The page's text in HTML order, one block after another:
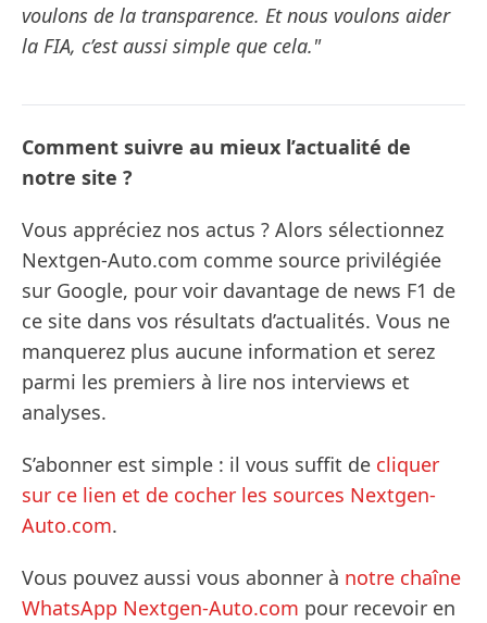
voulons de la transparence. Et nous voulons aider
la FIA, c’est aussi simple que cela."
Comment suivre au mieux l’actualité de
notre site ?
Vous appréciez nos actus ? Alors sélectionnez
Nextgen-Auto.com comme source privilégiée
sur Google, pour voir davantage de news F1 de
ce site dans vos résultats d’actualités. Vous ne
manquerez plus aucune information et serez
parmi les premiers à lire nos interviews et
analyses.
S’abonner est simple : il vous suffit de cliquer
sur ce lien et de cocher les sources Nextgen-
Auto.com.
Vous pouvez aussi vous abonner à notre chaîne
WhatsApp Nextgen-Auto.com pour recevoir en